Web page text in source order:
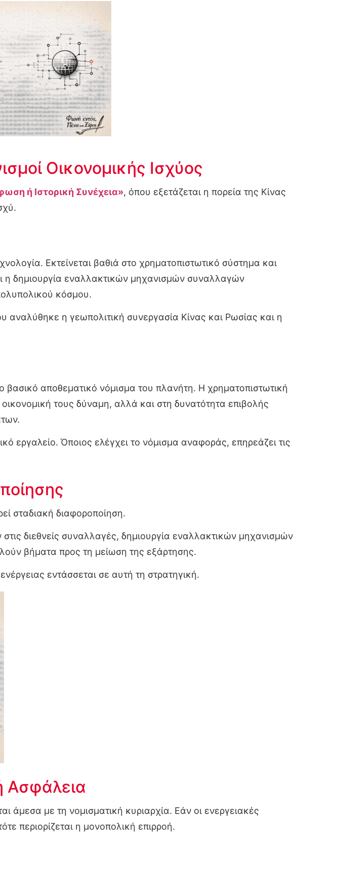
Οικονομικής Ισχύος
ή Ιστορική Συνέχεια», όπου εξετάζεται η πορεία της Κίνας
Εκτείνεται βαθιά στο χρηματοπιστωτικό σύστημα και
η δημιουργία εναλλακτικών μηχανισμών συναλλαγών
κόσμου.
αναλύθηκε η γεωπολιτική συνεργασία Κίνας και Ρωσίας και η
αποθεματικό νόμισμα του πλανήτη. Η χρηματοπιστωτική
τους δύναμη, αλλά και στη δυνατότητα επιβολής
εργαλείο. Όποιος ελέγχει το νόμισμα αναφοράς, επηρεάζει τις
σταδιακή διαφοροποίηση.
διεθνείς συναλλαγές, δημιουργία εναλλακτικών μηχανισμών
βήματα προς τη μείωση της εξάρτησης.
εντάσσεται σε αυτή τη στρατηγική.
Ασφάλεια
με τη νομισματική κυριαρχία. Εάν οι ενεργειακές
περιορίζεται η μονοπολική επιρροή.